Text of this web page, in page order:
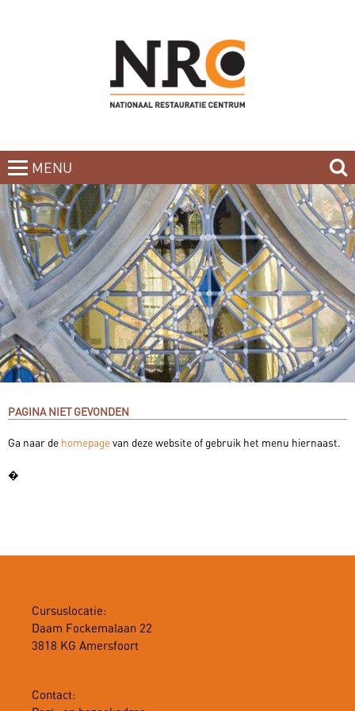
MENU
CLOSE
HOME
CURSUSAANBOD
BOEKEN
OVER DE DOCENTEN
INCOMPANY-CURSUS
BLOG
NIEUWSBRIEF
CONTACT
OVER ONS
PARTNERS
Cursuslocatie:
Daam Fockemalaan 22
3818 KG Amersfoort
Contact:
PAGINA NIET GEVONDEN
Ga naar de homepagevan deze website of gebruik het menu hiernaast.
�